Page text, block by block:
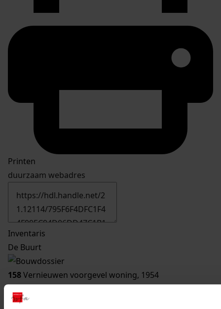
Printen
duurzaam webadres
Inventaris
De Buurt
158Vernieuwen voorgevel woning, 1954
Datering:
1954